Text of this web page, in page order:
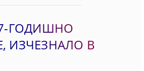
ГОДИШНО
ИЗЧЕЗНАЛО В